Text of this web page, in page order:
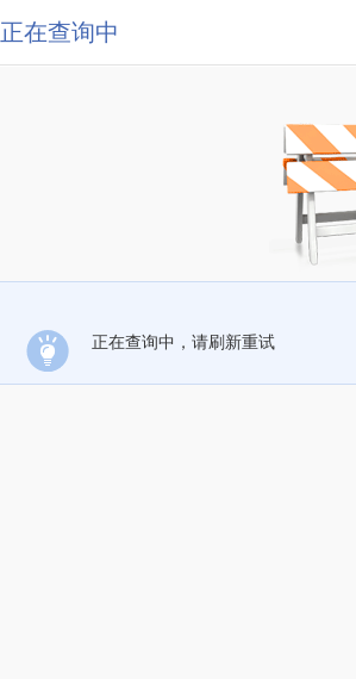
正在查询中
正在查询中，请刷新重试